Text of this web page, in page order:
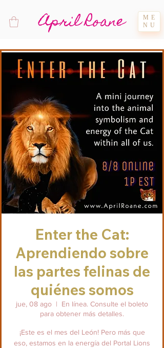
April Roane
ME
NU
Enter the Cat:
Aprendiendo sobre
las partes felinas de
quiénes somos
jue, 08 ago
  |
En línea. Consulte el boleto
para obtener más detalles.
¡Este es el mes del León! Pero más que
eso, estamos en la energía del Portal Lions